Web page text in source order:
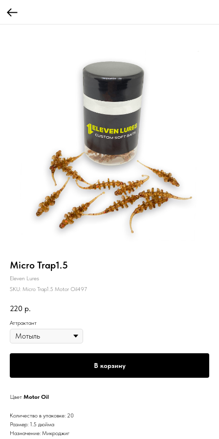
Micro Trap1.5
Eleven Lures
SKU: Micro Trap1.5 Motor Oil497
220 р.
Аттрактант
В корзину
Цвет Motor Oil
Количество в упаковке: 20
Размер: 1.5 дюйма
Назначение: Микроджиг